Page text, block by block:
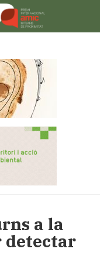
a la
detectar